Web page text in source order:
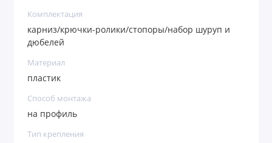
Комплектация
карниз/крючки-ролики/стопоры/набор шуруп и
дюбелей
Материал
пластик
Способ монтажа
на профиль
Тип крепления